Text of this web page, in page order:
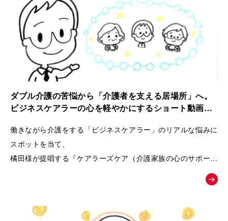
ダブル介護の苦悩から「介護者を支える居場所」へ。
ビジネスケアラーの心を軽やかにするショート動画｜
働きながら介護をする「ビジネスケアラー」のリアルな悩みに
スポットを当て、
橘田様が提唱する『ケアラーズケア（介護家族の心のサポート
ルーム）』への相談へと温かく背中を押す、課題解決型の紹介